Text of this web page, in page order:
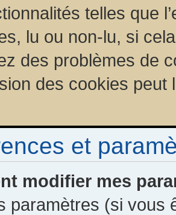
telles que
lu ou non-lu, si
des problèmes de
des cookies peut
et
modifier mes
paramètres (si vous